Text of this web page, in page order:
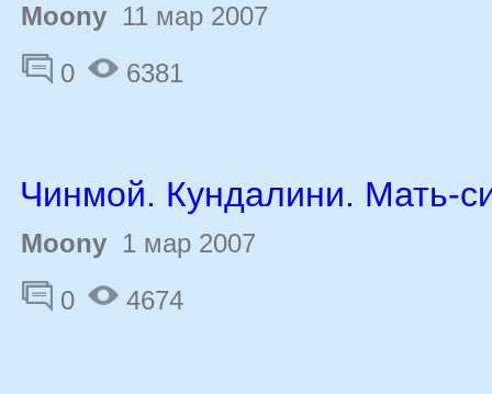
Moony 11 мар 2007
0
6381
Чинмой. Кундалини. Мать-
Moony 1 мар 2007
0
4674